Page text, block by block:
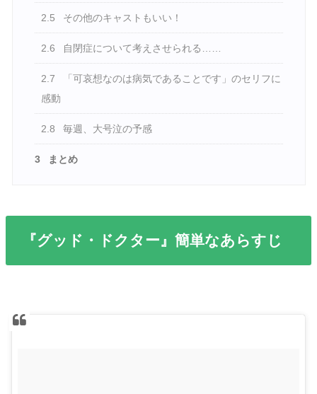
2.5 その他のキャストもいい！
2.6 自閉症について考えさせられる……
2.7
「可哀想なのは病気であることです」のセリフに
感動
2.8 毎週、大号泣の予感
3 まとめ
『グッド・ドクター』簡単なあらすじ